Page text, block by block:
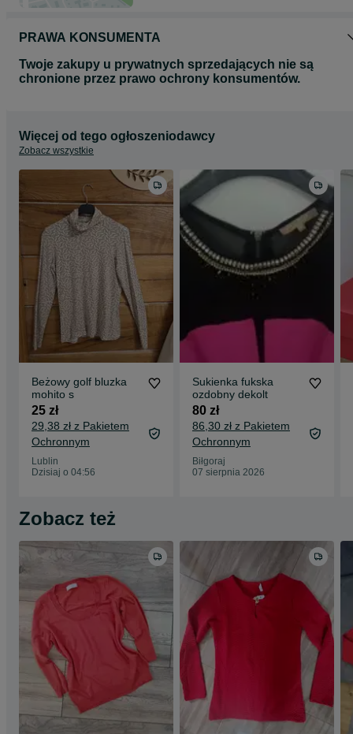
PRAWA KONSUMENTA
Twoje zakupy u prywatnych sprzedających nie są
chronione przez prawo ochrony konsumentów.
Więcej od tego ogłoszeniodawcy
Zobacz wszystkie
Beżowy golf bluzka
mohito s
25 zł
29,38 zł z Pakietem
Ochronnym
Lublin
Dzisiaj o 04:56
Sukienka fukska
ozdobny dekolt
80 zł
86,30 zł z Pakietem
Ochronnym
Biłgoraj
07 sierpnia 2026
Zobacz też